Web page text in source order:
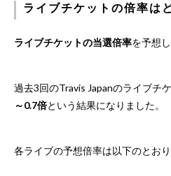
ライブチケットの倍率は
ライブチケットの当選倍率を予想し
過去3回のTravis Japanのライブチ
～0.7倍という結果になりました。
各ライブの予想倍率は以下のとおり